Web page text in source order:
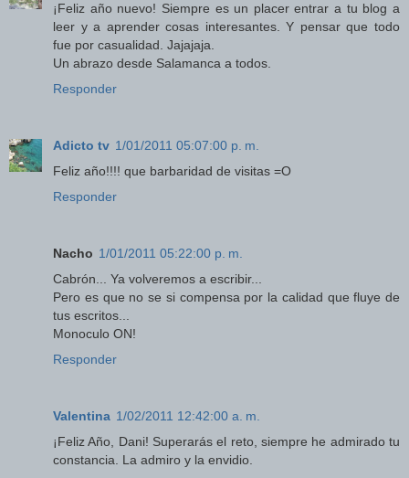
¡Feliz año nuevo! Siempre es un placer entrar a tu blog a
leer y a aprender cosas interesantes. Y pensar que todo
fue por casualidad. Jajajaja.
Un abrazo desde Salamanca a todos.
Responder
Adicto tv 1/01/2011 05:07:00 p. m.
Feliz año!!!! que barbaridad de visitas =O
Responder
Nacho 1/01/2011 05:22:00 p. m.
Cabrón... Ya volveremos a escribir...
Pero es que no se si compensa por la calidad que fluye de
tus escritos...
Monoculo ON!
Responder
Valentina 1/02/2011 12:42:00 a. m.
¡Feliz Año, Dani! Superarás el reto, siempre he admirado tu
constancia. La admiro y la envidio.